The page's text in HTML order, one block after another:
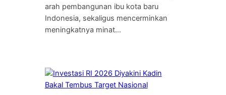
arah pembangunan ibu kota baru
Indonesia, sekaligus mencerminkan
meningkatnya minat…